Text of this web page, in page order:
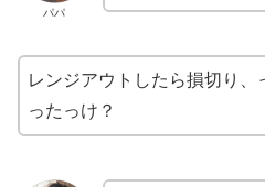
パパ
レンジアウトしたら損切り、
ったっけ？